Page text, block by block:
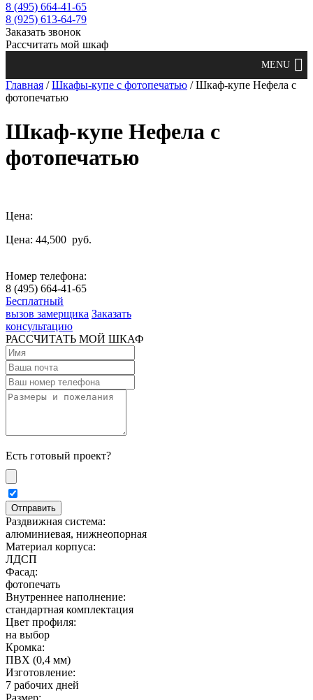
8 (495) 664-41-65
8 (925) 613-64-79
Заказать звонок
Рассчитать мой шкаф
Главная /Шкафы-купе с фотопечатью / Шкаф-купе Нефела с
фотопечатью
Шкаф-купе Нефела с
фотопечатью
Цена:
Цена: 44,500 руб.
Номер телефона:
8 (495) 664-41-65
Бесплатный
вызов замерщика Заказать
консультацию
РАССЧИТАТЬ МОЙ ШКАФ
Есть готовый проект?
Раздвижная система:
алюминиевая, нижнеопорная
Материал корпуса:
ЛДСП
Фасад:
фотопечать
Внутреннее наполнение:
стандартная комплектация
Цвет профиля:
на выбор
Кромка:
ПВХ (0,4 мм)
Изготовление:
7 рабочих дней
Размер: